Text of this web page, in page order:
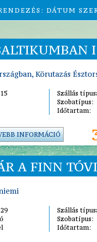
DÁTUM
Körutazás
Szállás
Szobatípus:
Időtartam:
INFORMÁCIÓ
A FINN
Szállás
Szobatípus:
Időtartam: